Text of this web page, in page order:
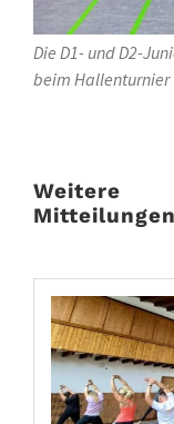
Die D1- und D2-
beim Hallenturnier
Weitere
Mitteilungen